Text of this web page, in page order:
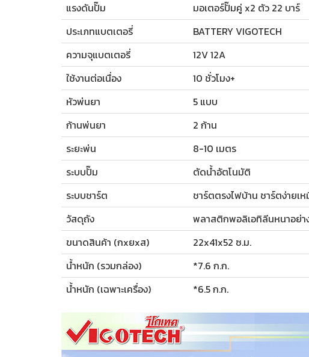
แรงดันปั๊ม
มอเตอร์ปั๊มคู่ x2 ตัว 22 บาร์
ประเภทแบตเตอรี่
BATTERY VIGOTECH
ความจุแบตเตอรี่
12V 12A
ใช้งานต่อเนื่อง
10 ชั่วโมง+
หัวพ่นยา
5 แบบ
ก้านพ่นยา
2 ก้าน
ระยะพ่น
8-10 เมตร
ระบบปั๊ม
ตัดน้ำอัตโนมัติ
ระบบชาร์ต
ชาร์ตตรงไฟบ้าน ชาร์ตง่ายเ
วัสดุถัง
พลาสติกพอลิเอทิลีนหนาอย่า
ขนาดสินค้า (กxยxส)
22x41x52 ซ.ม.
น้ำหนัก (รวมกล่อง)
*7.6 ก.ก.
น้ำหนัก (เฉพาะเครื่อง)
*6.5 ก.ก.